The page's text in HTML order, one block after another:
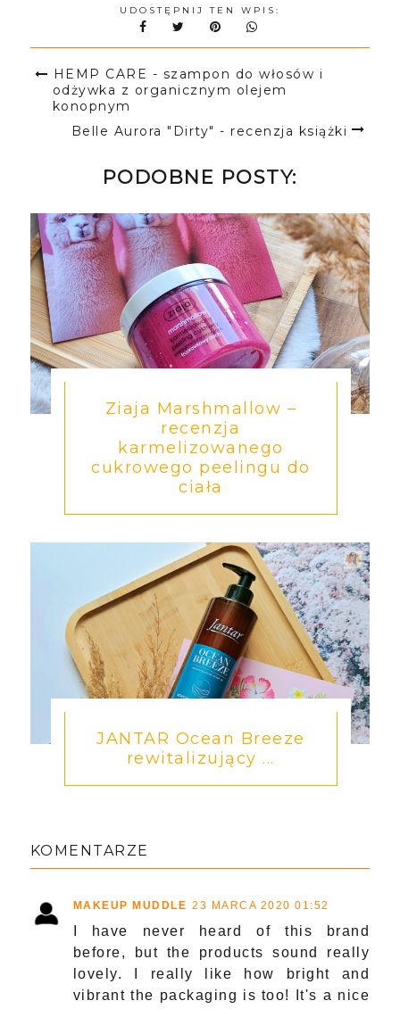
UDOSTĘPNIJ TEN WPIS:
HEMP CARE - szampon do włosów i
odżywka z organicznym olejem
konopnym
Belle Aurora "Dirty" - recenzja książki
PODOBNE POSTY:
Ziaja Marshmallow –
recenzja
karmelizowanego
cukrowego peelingu do
ciała
JANTAR Ocean Breeze
rewitalizujący ...
KOMENTARZE
MAKEUP MUDDLE 23 MARCA 2020 01:52
I have never heard of this brand
before, but the products sound really
lovely. I really like how bright and
vibrant the packaging is too! It's a nice